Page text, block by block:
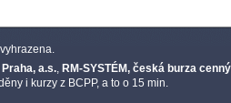
a.s., RM-SYSTÉM, česká burza
i kurzy z BCPP, a to o 15 min.